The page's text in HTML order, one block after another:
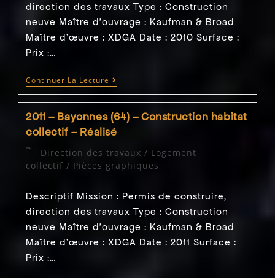
direction des travaux Type : Construction
neuve Maître d'ouvrage : Kaufman & Broad
Maître d’œuvre : XDGA Date : 2010 Surface :
Prix :…
Continuer La Lecture 2010
–
(64)
–
Projet
Habitat
Collectif
–
Réalisé
2011 – Bayonnes (64) – Construction habitat
collectif – Réalisé
Post
category:
Direction des travaux / Logement
collectif / Pièces graphiques
Descriptif Mission : Permis de construire,
direction des travaux Type : Construction
neuve Maître d'ouvrage : Kaufman & Broad
Maître d’œuvre : XDGA Date : 2011 Surface :
Prix :…